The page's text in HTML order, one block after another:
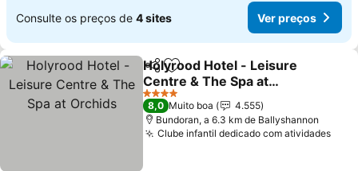
Consulte os preços de 4 sites Ver preços
PartilharAdicionar aos favoritos
Holyrood Hotel - Leisure
Centre & The Spa at
Orchids
Ver preços
4 Estrelas
8,0 Muito boa
4.555
Bundoran, a 6.3 km de Ballyshannon
Clube infantil dedicado com atividadesVer